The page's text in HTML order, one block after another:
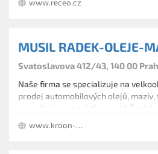
www.receo.cz
MUSIL RADEK-OLEJE-
Svatoslavova 412/43, 140 00
Naše firma se specializuje na
prodej automobilových olejů,
speciálních produktů po celé České
umožňujeme i osobní odběr.
www.kroon-oil.cz